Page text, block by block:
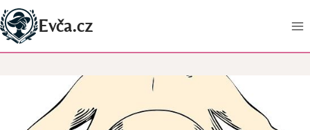
Přeskočit
na
obsah
Evča.cz